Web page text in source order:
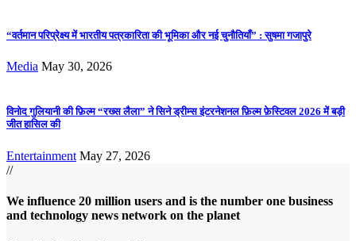
“वर्तमान परिप्रेक्ष्य में भारतीय पत्रकारिता की भूमिका और नई चुनौतियाँ” : सुषमा गजापुरे
Media May 30, 2026
विनोद गुलियानी की फ़िल्म “रख्स लैला” ने सिने ड्रीम्स इंटरनेशनल फ़िल्म फ़ेस्टिवल 2026 में बड़ी
जीत हासिल की
Entertainment May 27, 2026
//
We influence 20 million users and is the number one business
and technology news network on the planet